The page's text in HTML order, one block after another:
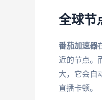
全球节
番茄加速器
近的节点。
大，它会自
直播卡顿。